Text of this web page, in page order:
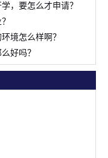
，要怎么才申请？
境怎么样啊？
好吗？